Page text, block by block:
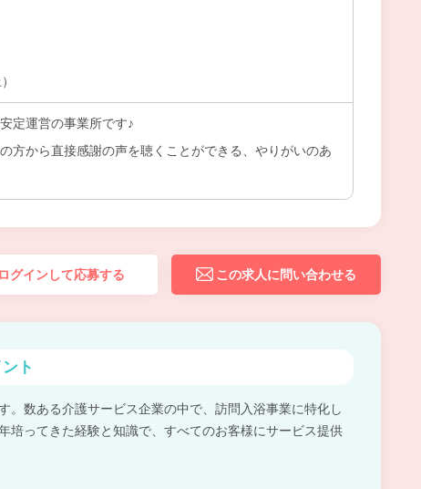
定運営の事業所です♪
方から直接感謝の声を聴くことができる、やりがいのあ
ログインして応募する この求人に問い合わせる
ト
。数ある介護サービス企業の中で、訪問入浴事業に特化し
培ってきた経験と知識で、すべてのお客様にサービス提供